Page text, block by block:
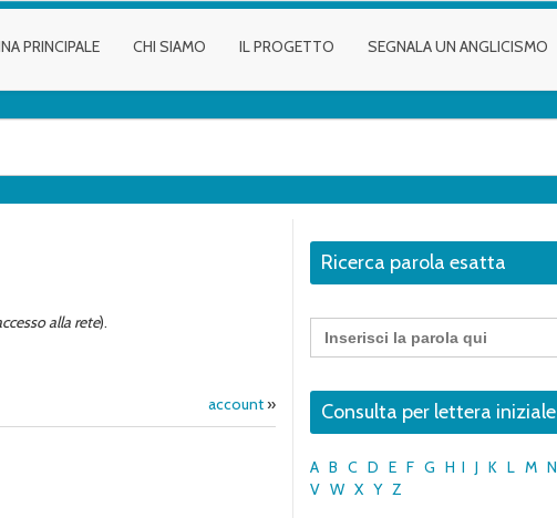
PRINCIPALE CHI SIAMO IL PROGETTO SEGNALA UN ANGLICISMO
alla rete).
account»
Ricerca parola esatta
Search
for:
Consulta per lettera iniziale
A B C D E F G H I J K L M N
V W X Y Z